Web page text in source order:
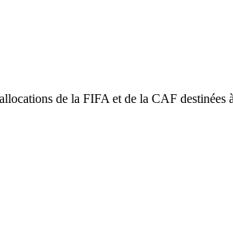
de la FIFA et de la CAF